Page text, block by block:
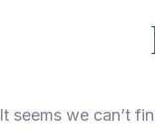
It seems we can’t